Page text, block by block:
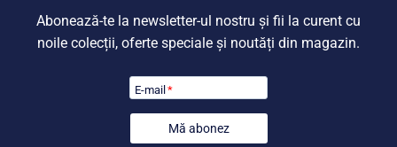
Abonează-te la newsletter-ul nostru și fii la curent cu
noile colecții, oferte speciale și noutăți din magazin.
E-mail *
Mă abonez